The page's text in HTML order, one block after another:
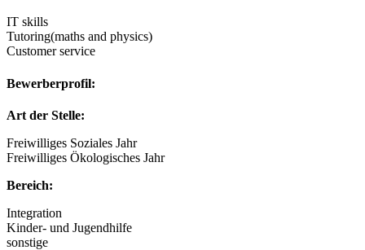
IT skills
Tutoring(maths and physics)
Customer service
Bewerberprofil:
Art der Stelle:
Freiwilliges Soziales Jahr
Freiwilliges Ökologisches Jahr
Bereich:
Integration
Kinder- und Jugendhilfe
sonstige